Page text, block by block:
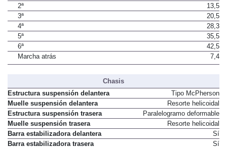
2ª
13,5
3ª
20,5
4ª
28,3
5ª
35,5
6ª
42,5
Marcha atrás
7,4
Chasis
Estructura suspensión delantera
Tipo McPherson
Muelle suspensión delantera
Resorte helicoidal
Estructura suspensión trasera
Paralelogramo deformable
Muelle suspensión trasera
Resorte helicoidal
Barra estabilizadora delantera
Sí
Barra estabilizadora trasera
Sí